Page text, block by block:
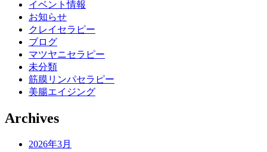
イベント情報
お知らせ
クレイセラピー
ブログ
マツヤニセラピー
未分類
筋膜リンパセラピー
美腸エイジング
Archives
2026年3月